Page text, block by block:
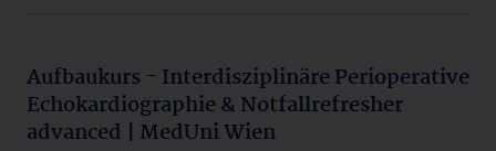
Aufbaukurs - Interdisziplinäre Perioperative
Echokardiographie & Notfallrefresher
advanced | MedUni Wien